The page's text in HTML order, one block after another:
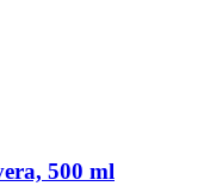
500 ml